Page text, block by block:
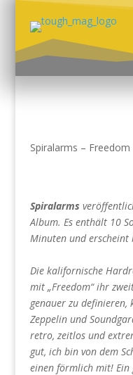
Spiralarms – Freedom
Spiralarms
Album. Es enthält 10
Minuten und erscheint
Die kalifornische
mit „Freedom“ ihr
genauer zu
Zeppelin und
retro, zeitlos und
gut, ich bin von dem
einen förmlich mit! Ein